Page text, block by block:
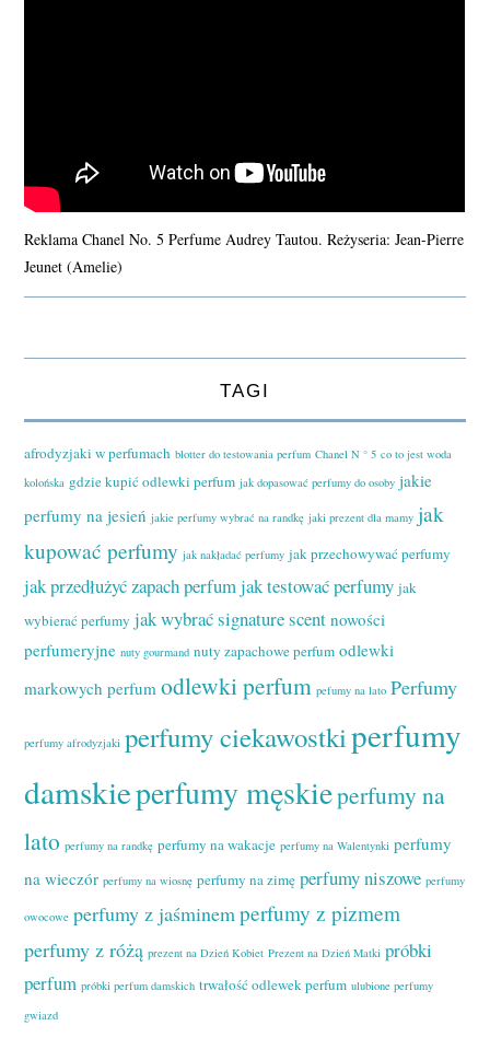
Reklama Chanel No. 5 Perfume Audrey Tautou. Reżyseria: Jean-Pierre
Jeunet (Amelie)
TAGI
afrodyzjaki w perfumach blotter do testowania perfum Chanel N ° 5 co to jest woda
kolońska gdzie kupić odlewki perfum jak dopasować perfumy do osoby jakie
perfumy na jesień jakie perfumy wybrać na randkę jaki prezent dla mamy jak
kupować perfumy jak nakładać perfumy jak przechowywać perfumy
jak przedłużyć zapach perfumjak testować perfumy jak
wybierać perfumy jak wybrać signature scent nowości
perfumeryjne nuty gourmand nuty zapachowe perfum odlewki
markowych perfum odlewki perfum pefumy na lato Perfumy
perfumy afrodyzjaki perfumy ciekawostkiperfumy
damskieperfumy męskieperfumy na
lato perfumy na randkę perfumy na wakacje perfumy na Walentynki perfumy
na wieczór perfumy na wiosnę perfumy na zimę perfumy niszowe perfumy
owocowe perfumy z jaśminemperfumy z pizmem
perfumy z różą prezent na Dzień Kobiet Prezent na Dzień Matki próbki
perfum próbki perfum damskich trwałość odlewek perfum ulubione perfumy
gwiazd